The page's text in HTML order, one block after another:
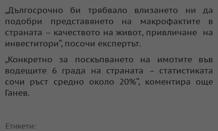
„Дългосрочно би трябвало влизането ни да
подобри представянето на макрофактите в
страната – качеството на живот, привличане на
инвеститори“, посочи експертът.
„Конкретно за поскъпването на имотите във
водещите 6 града на страната – статистиката
сочи ръст средно около 20%“, коментира още
Ганев.
Етикети: